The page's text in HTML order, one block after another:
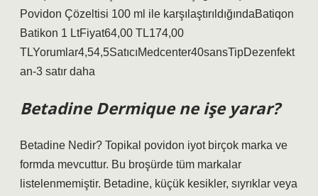
Povidon Çözeltisi 100 ml ile karşılaştırıldığındaBatiqon
Batikon 1 LtFiyat64,00 TL174,00
TLYorumlar4,54,5SatıcıMedcenter40sansTipDezenfekt
an-3 satır daha
Betadine Dermique ne işe yarar?
Betadine Nedir? Topikal povidon iyot birçok marka ve
formda mevcuttur. Bu broşürde tüm markalar
listelenmemiştir. Betadine, küçük kesikler, sıyrıklar veya